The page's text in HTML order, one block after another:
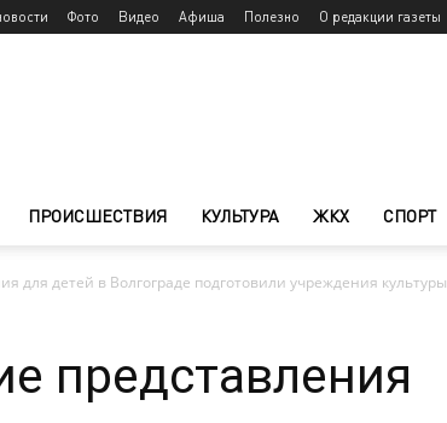
Фото Видео Афиша Полезно О редакции газеты
ПРОИСШЕСТВИЯ КУЛЬТУРА ЖКХ СПОРТ
для детей в Волгограде подготовили учреждения культуры
представления